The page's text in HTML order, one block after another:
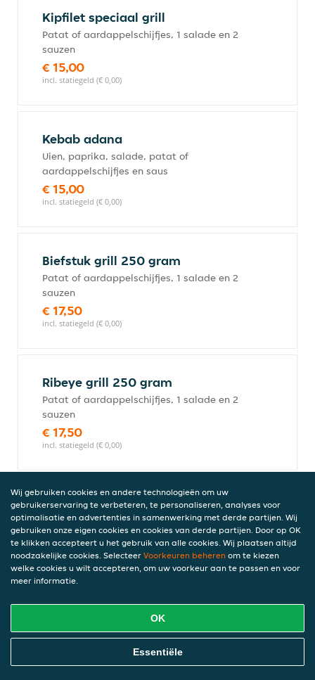
Kipfilet speciaal grill
Patat of aardappelschijfjes, 1 salade en 2
sauzen
€ 15,00
incl. statiegeld (€ 0,00)
Kebab adana
Uien, paprika, salade, patat of
aardappelschijfjes en saus
€ 15,00
incl. statiegeld (€ 0,00)
Biefstuk grill 250 gram
Patat of aardappelschijfjes, 1 salade en 2
sauzen
€ 17,50
incl. statiegeld (€ 0,00)
Ribeye grill 250 gram
Patat of aardappelschijfjes, 1 salade en 2
sauzen
€ 17,50
incl. statiegeld (€ 0,00)
Lamskotelet grill
4 stuks lamskotelet van de grill, kruiden
patat of aardappelschijfjes, 1 salade en 2
sauzen
€ 18,00
incl. statiegeld (€ 0,00)
Kalf kotelet 250 gram
Patat of aardappelschijfjes, 1 salade en 2
Online Eten Bestellen
Wij gebruiken cookies en andere technologieën om uw
gebruikerservaring te verbeteren, te personaliseren, analyses voor
optimalisatie en advertenties in samenwerking met derde partijen. Wij
gebruiken onze eigen cookies en cookies van derde partijen. Door op OK
te klikken accepteert u het gebruik van alle cookies. Wij plaatsen altijd
noodzakelijke cookies. Selecteer Voorkeuren beheren om te kiezen
welke cookies u wilt accepteren, om uw voorkeur aan te passen en voor
meer informatie.
OK
Essentiële